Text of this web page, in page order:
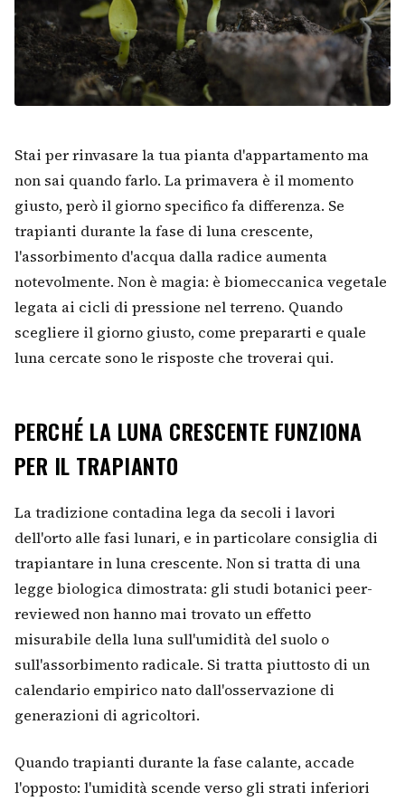
Stai per rinvasare la tua pianta d'appartamento ma
non sai quando farlo. La primavera è il momento
giusto, però il giorno specifico fa differenza. Se
trapianti durante la fase di luna crescente,
l'assorbimento d'acqua dalla radice aumenta
notevolmente. Non è magia: è biomeccanica vegetale
legata ai cicli di pressione nel terreno. Quando
scegliere il giorno giusto, come prepararti e quale
luna cercate sono le risposte che troverai qui.
PERCHÉ LA LUNA CRESCENTE FUNZIONA
PER IL TRAPIANTO
La tradizione contadina lega da secoli i lavori
dell'orto alle fasi lunari, e in particolare consiglia di
trapiantare in luna crescente. Non si tratta di una
legge biologica dimostrata: gli studi botanici peer-
reviewed non hanno mai trovato un effetto
misurabile della luna sull'umidità del suolo o
sull'assorbimento radicale. Si tratta piuttosto di un
calendario empirico nato dall'osservazione di
generazioni di agricoltori.
Quando trapianti durante la fase calante, accade
l'opposto: l'umidità scende verso gli strati inferiori